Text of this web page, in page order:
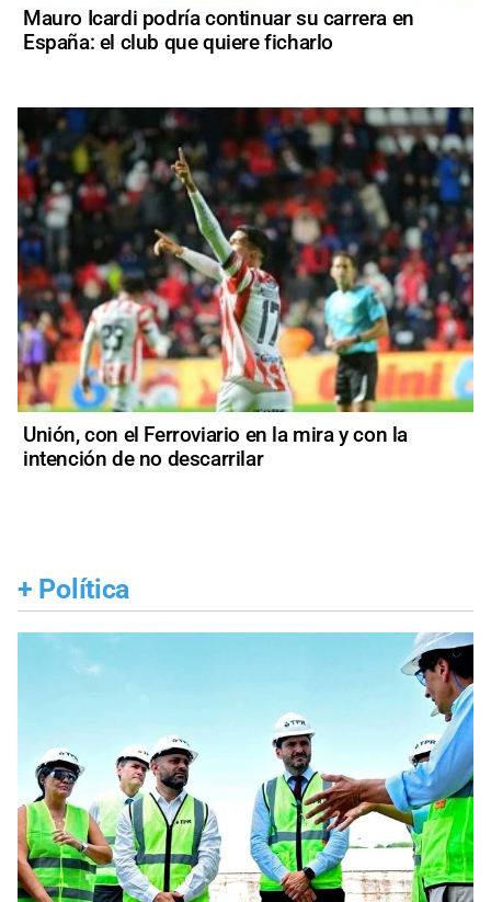
Mauro Icardi podría continuar su carrera en
España: el club que quiere ficharlo
Unión, con el Ferroviario en la mira y con la
intención de no descarrilar
+ Política